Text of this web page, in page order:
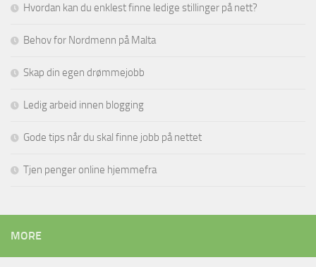
Hvordan kan du enklest finne ledige stillinger på nett?
Behov for Nordmenn på Malta
Skap din egen drømmejobb
Ledig arbeid innen blogging
Gode tips når du skal finne jobb på nettet
Tjen penger online hjemmefra
MORE